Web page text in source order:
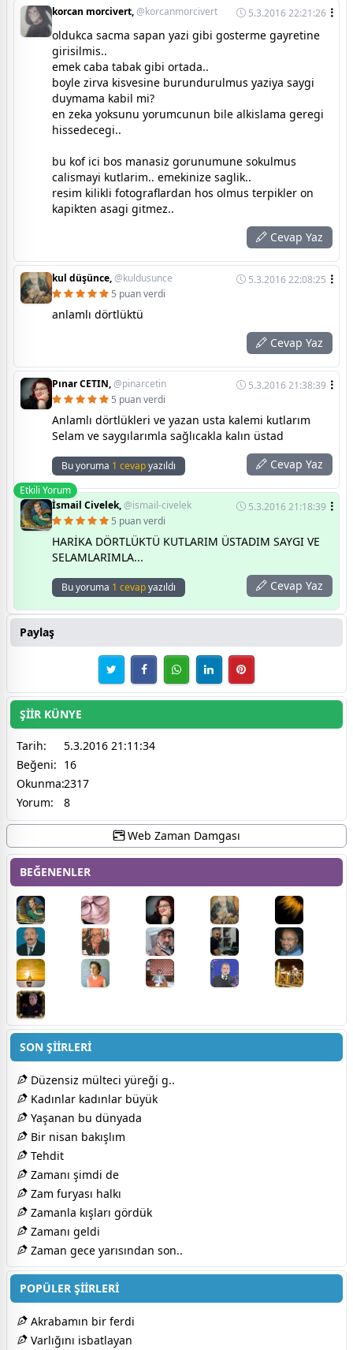
korcan morcivert,@korcanmorcivert 5.3.2016 22:21:26
oldukca sacma sapan yazi gibi gosterme gayretine
girisilmis..
emek caba tabak gibi ortada..
boyle zirva kisvesine burundurulmus yaziya saygi
duymama kabil mi?
en zeka yoksunu yorumcunun bile alkislama geregi
hissedecegi..
bu kof ici bos manasiz gorunumune sokulmus
calismayi kutlarim.. emekinize saglik..
resim kilikli fotograflardan hos olmus terpikler on
kapikten asagi gitmez..
Cevap Yaz
kul düşünce,@kuldusunce
5.3.2016 22:08:25
5 puan verdi
anlamlı dörtlüktü
Cevap Yaz
Pınar CETIN,@pinarcetin
5.3.2016 21:38:39
5 puan verdi
Anlamlı dörtlükleri ve yazan usta kalemi kutlarım
Selam ve saygılarımla sağlıcakla kalın üstad
Bu yoruma 1 cevapyazıldı Cevap Yaz
Etkili Yorum
İsmail Civelek,@ismail-civelek
5.3.2016 21:18:39
5 puan verdi
HARİKA DÖRTLÜKTÜ KUTLARIM ÜSTADIM SAYGI VE
SELAMLARIMLA...
Bu yoruma 1 cevapyazıldı Cevap Yaz
Paylaş
ŞİİR KÜNYE
Tarih:
5.3.2016 21:11:34
Beğeni: 16
Okunma:2317
Yorum:
8
Web Zaman Damgası
BEĞENENLER
SON ŞİİRLERİ
Düzensiz mülteci yüreği g..
Kadınlar kadınlar büyük
Yaşanan bu dünyada
Bir nisan bakışlım
Tehdit
Zamanı şimdi de
Zam furyası halkı
Zamanla kışları gördük
Zamanı geldi
Zaman gece yarısından son..
POPÜLER ŞİİRLERİ
Akrabamın bir ferdi
Varlığını isbatlayan